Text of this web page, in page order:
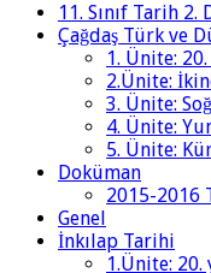
11. Sınıf Tarih 2.
Çağdaş Türk ve
1. Ünite:
2.Ünite:
3. Ünite:
4. Ünite:
5. Ünite:
Doküman
2015-2016
Genel
İnkılap Tarihi
1.Ünite: 20.